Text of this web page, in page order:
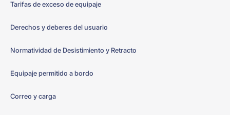
Tarifas de exceso de equipaje
Derechos y deberes del usuario
Normatividad de Desistimiento y Retracto
Equipaje permitido a bordo
Correo y carga